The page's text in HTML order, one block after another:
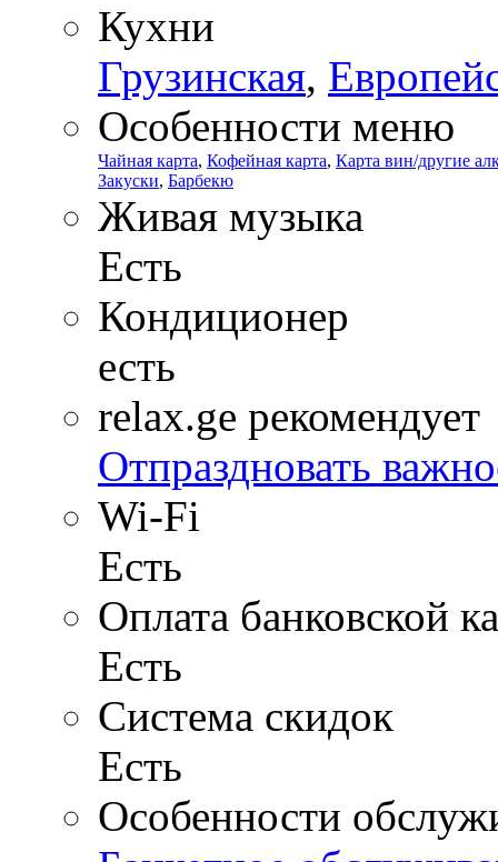
Кухни
Грузинская,
Особенности меню
Чайная карта, Кофейная карта, Карта вин/другие
Закуски, Барбекю
Живая музыка
Есть
Кондиционер
есть
relax.ge рекомендует
Отпраздновать
Wi-Fi
Есть
Оплата банковской
Есть
Система скидок
Есть
Особенности